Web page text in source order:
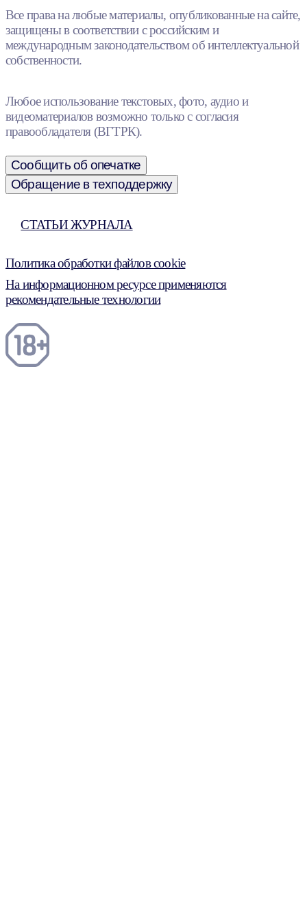
Все права на любые материалы, опубликованные на сайте,
защищены в соответствии с российским и
международным законодательством об интеллектуальной
собственности.
Любое использование текстовых, фото, аудио и
видеоматериалов возможно только с согласия
правообладателя (ВГТРК).
Сообщить об опечатке
Обращение в техподдержку
СТАТЬИ ЖУРНАЛА
Политика обработки файлов cookie
На информационном ресурсе применяются
рекомендательные технологии